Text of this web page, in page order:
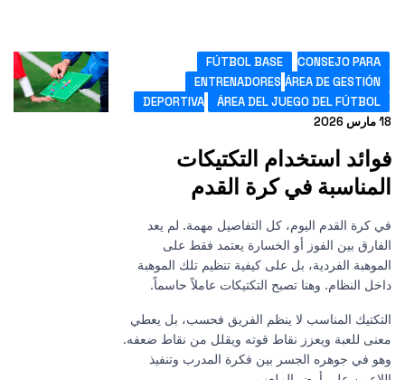
FÚTBOL BASE
CONSEJO PARA
ENTRENADORES ÁREA DE GESTIÓN
DEPORTIVA
ÁREA DEL JUEGO DEL FÚTBOL
استخدام التكتيكات
في كرة القدم
كرة القدم اليوم، كل التفاصيل مهمة. لم يعد
بين الفوز أو الخسارة يعتمد فقط على
الفردية، بل على كيفية تنظيم تلك الموهبة
النظام. وهنا تصبح التكتيكات عاملاً حاسماً.
المناسب لا ينظم الفريق فحسب، بل يعطي
للعبة ويعزز نقاط قوته ويقلل من نقاط ضعفه.
في جوهره الجسر بين فكرة المدرب وتنفيذ